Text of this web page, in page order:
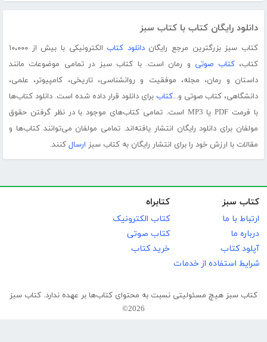
دانلود رایگان کتاب با کتاب سبز
کتاب سبز بزرگترین مرجع رایگاندانلود کتاب
الکترونیکی با بیش از ۱۰،۰۰۰
کتاب،کتاب صوتی و رمان است. با کتاب سبز در تمامی موضوعات مانند
داستان و رمان، مجله، موفقیت و روانشناسی، تاریخی، کامپیوتر، علمی،
دانشگاهی، کتاب صوتی و...کتاب برای دانلود قرار داده شده است. دانلود کتاب‌ها
با فرمت PDF یا MP3 است. تمامی کتاب‌های موجود با در نظر گرفتن حقوق
مولفان برای دانلود رایگان انتشار یافته‌اند. تمامی مولفان می‌توانند کتاب‌ها و
مقالات با ارزش خود را برای انتشار رایگان به کتاب سبز ارسال کنند.
کتاب سبز
ارتباط با ما
درباره ما
آپلود کتاب
شرایط استفاده از خدمات
کتابراه
کتاب الکترونیک
کتاب صوتی
خرید کتاب
کتاب سبز هیچ مسئولیتی نسبت به محتوای کتاب‌ها بر عهده ندارد. کتاب سبز
2026©